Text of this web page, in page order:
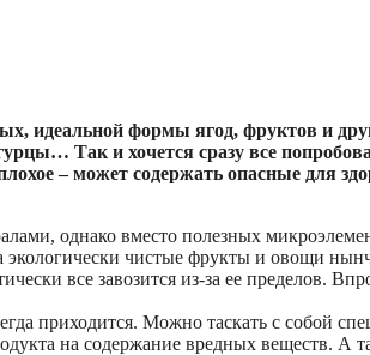
идеальной формы ягод, фруктов и
Так и хочется сразу все
– может содержать опасные для
однако вместо полезных
чистые фрукты и овощи
все завозится из-за ее пределов.
приходится. Можно таскать с собой
на содержание вредных веществ. А